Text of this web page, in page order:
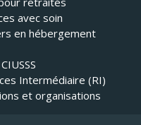
avec soin
en hébergement
Intermédiaire (RI)
et organisations